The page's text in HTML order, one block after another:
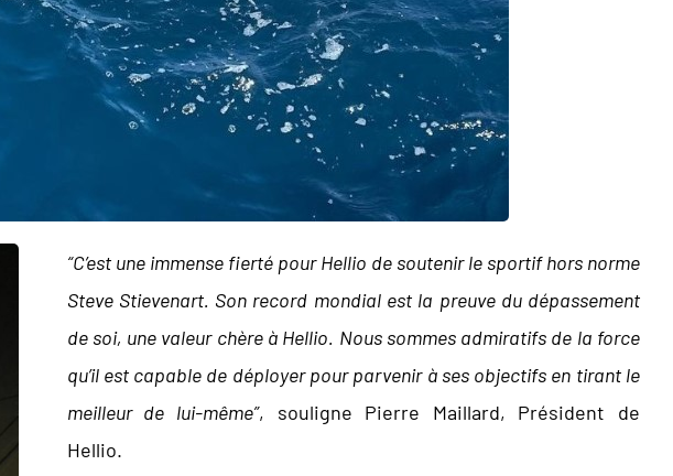
“C’est une immense fierté pour Hellio de soutenir le sportif hors norme
Steve Stievenart. Son record mondial est la preuve du dépassement
de soi, une valeur chère à Hellio. Nous sommes admiratifs de la force
qu’il est capable de déployer pour parvenir à ses objectifs en tirant le
meilleur de lui-même”, souligne Pierre Maillard, Président de
Hellio.